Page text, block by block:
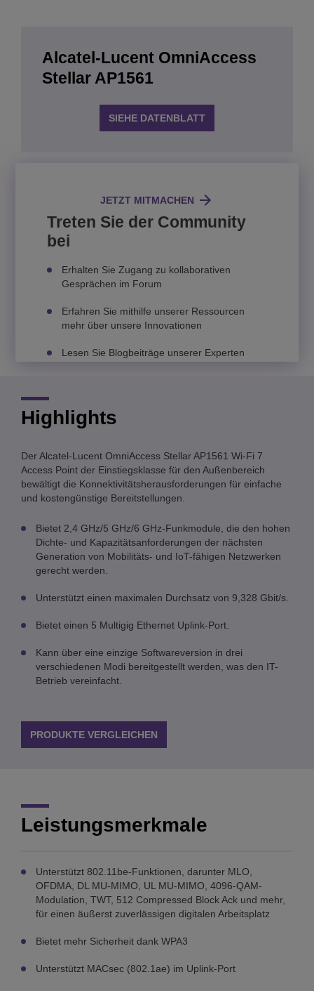
Alcatel-Lucent OmniAccess
Stellar AP1561
SIEHE DATENBLATT
JETZT MITMACHEN
Treten Sie der Community
bei
Erhalten Sie Zugang zu kollaborativen
Gesprächen im Forum
Erfahren Sie mithilfe unserer Ressourcen
mehr über unsere Innovationen
Lesen Sie Blogbeiträge unserer Experten
Highlights
Der Alcatel-Lucent OmniAccess Stellar AP1561 Wi-Fi 7
Access Point der Einstiegsklasse für den Außenbereich
bewältigt die Konnektivitätsherausforderungen für einfache
und kostengünstige Bereitstellungen.
Bietet 2,4 GHz/5 GHz/6 GHz-Funkmodule, die den hohen
Dichte- und Kapazitätsanforderungen der nächsten
Generation von Mobilitäts- und IoT-fähigen Netzwerken
gerecht werden.
Unterstützt einen maximalen Durchsatz von 9,328 Gbit/s.
Bietet einen 5 Multigig Ethernet Uplink-Port.
Kann über eine einzige Softwareversion in drei
verschiedenen Modi bereitgestellt werden, was den IT-
Betrieb vereinfacht.
PRODUKTE VERGLEICHEN
Leistungsmerkmale
Unterstützt 802.11be-Funktionen, darunter MLO,
OFDMA, DL MU-MIMO, UL MU-MIMO, 4096-QAM-
Modulation, TWT, 512 Compressed Block Ack und mehr,
für einen äußerst zuverlässigen digitalen Arbeitsplatz
Bietet mehr Sicherheit dank WPA3
Unterstützt MACsec (802.1ae) im Uplink-Port